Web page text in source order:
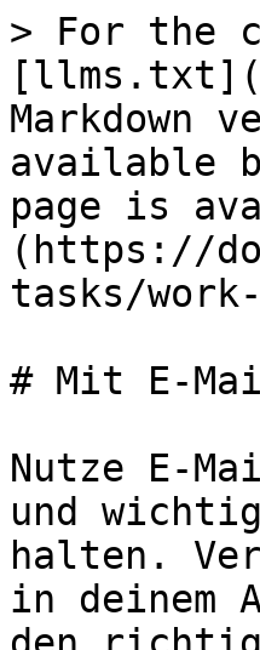
> For the
Markdown
available
page is
(https://
tasks/
# Mit E-
Nutze E-
und
halten.
in deinem